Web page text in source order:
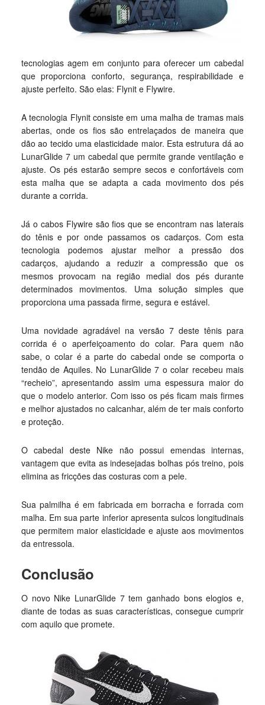
tecnologias agem em conjunto para oferecer um cabedal
que proporciona conforto, segurança, respirabilidade e
ajuste perfeito. São elas: Flynit e Flywire.
A tecnologia Flynit consiste em uma malha de tramas mais
abertas, onde os fios são entrelaçados de maneira que
dão ao tecido uma elasticidade maior. Esta estrutura dá ao
LunarGlide 7 um cabedal que permite grande ventilação e
ajuste. Os pés estarão sempre secos e confortáveis com
esta malha que se adapta a cada movimento dos pés
durante a corrida.
Já o cabos Flywire são fios que se encontram nas laterais
do tênis e por onde passamos os cadarços. Com esta
tecnologia podemos ajustar melhor a pressão dos
cadarços, ajudando a reduzir a compressão que os
mesmos provocam na região medial dos pés durante
determinados movimentos. Uma solução simples que
proporciona uma passada firme, segura e estável.
Uma novidade agradável na versão 7 deste tênis para
corrida é o aperfeiçoamento do colar. Para quem não
sabe, o colar é a parte do cabedal onde se comporta o
tendão de Aquiles. No LunarGlide 7 o colar recebeu mais
“recheio”, apresentando assim uma espessura maior do
que o modelo anterior. Com isso os pés ficam mais firmes
e melhor ajustados no calcanhar, além de ter mais conforto
e proteção.
O cabedal deste Nike não possui emendas internas,
vantagem que evita as indesejadas bolhas pós treino, pois
elimina as fricções das costuras com a pele.
Sua palmilha é em fabricada em borracha e forrada com
malha. Em sua parte inferior apresenta sulcos longitudinais
que permitem maior elasticidade e ajuste aos movimentos
da entressola.
Conclusão
O novo Nike LunarGlide 7 tem ganhado bons elogios e,
diante de todas as suas características, consegue cumprir
com aquilo que promete.